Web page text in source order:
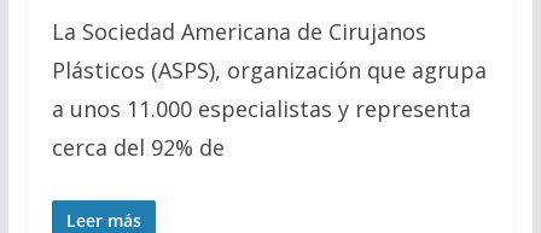
La Sociedad Americana de Cirujanos
Plásticos (ASPS), organización que agrupa
a unos 11.000 especialistas y representa
cerca del 92% de
Leer más